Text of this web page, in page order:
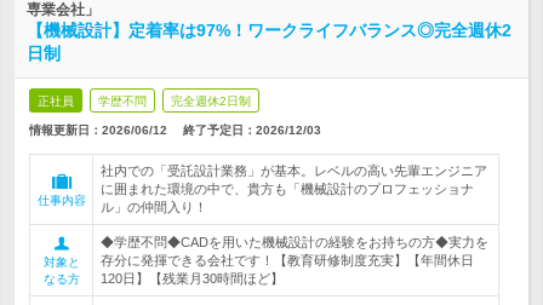
専業会社」
【機械設計】定着率は97%！ワークライフバランス◎完全週休2
日制
正社員 学歴不問 完全週休2日制
情報更新日：2026/06/12 終了予定日： 2026/12/03
仕事内容
社内での「受託設計業務」が基本。レベルの高い先輩エンジニア
に囲まれた環境の中で、貴方も「機械設計のプロフェッショナ
ル」の仲間入り！
対象と
なる方
◆学歴不問◆CADを用いた機械設計の経験をお持ちの方◆実力を
存分に発揮できる会社です！【教育研修制度充実】【年間休日
120日】【残業月30時間ほど】